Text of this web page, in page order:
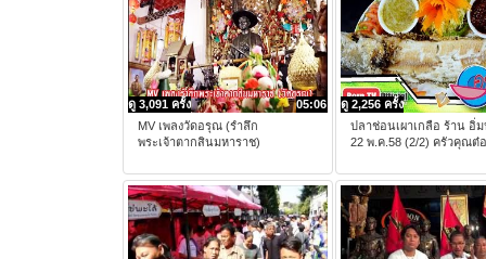
05:06
ดู 3,091 ครั้ง
MV เพลงวัดอรุณ (รําลึก
พระเจ้าตากสินมหาราช)
ดู 2,256 ครั้ง
ปลาช่อนเผาเกลือ ร้าน อิ่ม
22 พ.ค.58 (2/2) ครัวคุณต๋